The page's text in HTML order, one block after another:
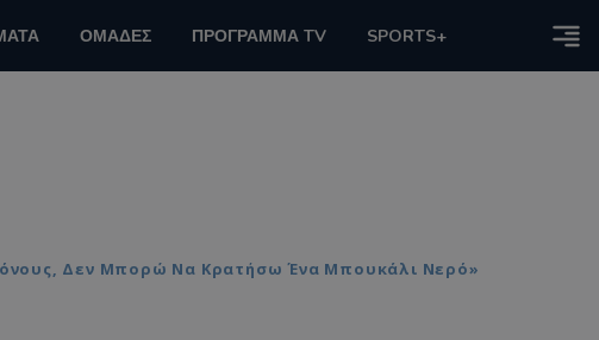
ΟΜΑΔΕΣ ΠΡΟΓΡΑΜΜΑ TV SPORTS+
Δεν Μπορώ Να Κρατήσω Ένα Μπουκάλι Νερό»